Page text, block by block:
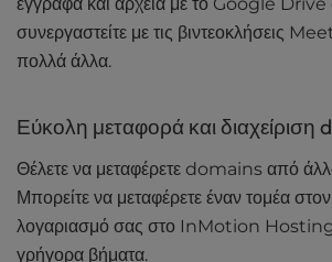
έγγραφα και αρχεία με το Google
συνεργαστείτε με τις βιντεοκλήσεις
πολλά άλλα.
Εύκολη μεταφορά και διαχείριση
Θέλετε να μεταφέρετε domains από
Μπορείτε να μεταφέρετε έναν τομέα
λογαριασμό σας στο InMotion Hosting
γρήγορα βήματα.